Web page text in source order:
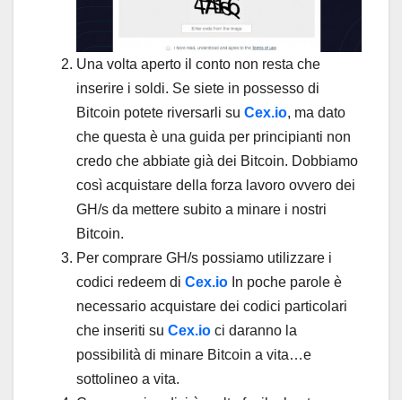
Una volta aperto il conto non resta che
inserire i soldi. Se siete in possesso di
Bitcoin potete riversarli su Cex.io, ma dato
che questa è una guida per principianti non
credo che abbiate già dei Bitcoin. Dobbiamo
così acquistare della forza lavoro ovvero dei
GH/s da mettere subito a minare i nostri
Bitcoin.
Per comprare GH/s possiamo utilizzare i
codici redeem di Cex.io In poche parole è
necessario acquistare dei codici particolari
che inseriti su Cex.io ci daranno la
possibilità di minare Bitcoin a vita…e
sottolineo a vita.